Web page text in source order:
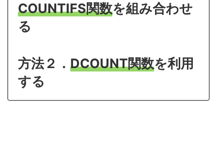
COUNTIFS関数を組み合わせ
る
方法２． DCOUNT関数を利用
する